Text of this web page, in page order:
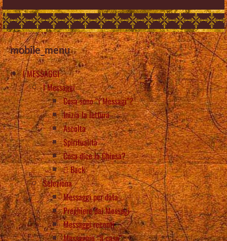
mobile_menu
I MESSAGGI
I Messaggi
Cosa sono “i Messagi”?
Inizia la lettura
Ascolta
Spiritualità
Cosa dice la Chiesa?
Back
Seleziona
Messaggi per data
Preghiere dai Messagi
Messaggi recenti
Messaggio “a caso”